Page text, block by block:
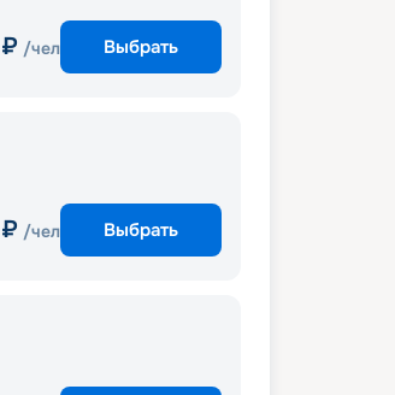
₽ /чел Выбрать
₽ /чел Выбрать